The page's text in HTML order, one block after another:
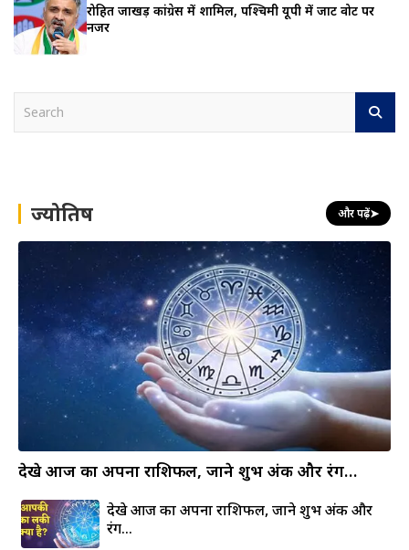
रोहित जाखड़ कांग्रेस में शामिल, पश्चिमी यूपी में जाट वोट पर
नजर
h ज्योतिष और पढ़ें➤
देखे आज का अपना राशिफल, जाने शुभ अंक और रंग…
देखे आज का अपना राशिफल, जाने शुभ अंक और
रंग…